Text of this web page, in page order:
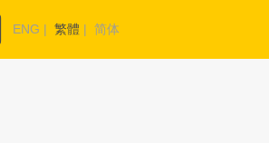
ENG | 繁體 | 简体